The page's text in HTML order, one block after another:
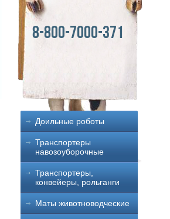
8-800-7000-371
Доильные роботы
Транспортеры
навозоуборочные
Транспортеры,
конвейеры, рольганги
Маты животноводческие